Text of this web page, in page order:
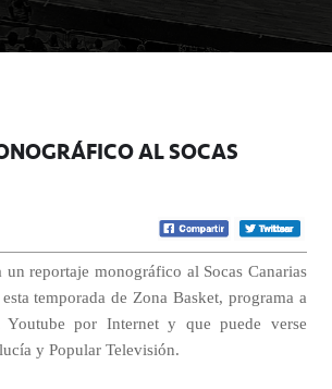
AL SOCAS
reportaje monográfico al Socas Canarias
temporada de Zona Basket, programa a
por Internet y que puede verse
y Popular Televisión.